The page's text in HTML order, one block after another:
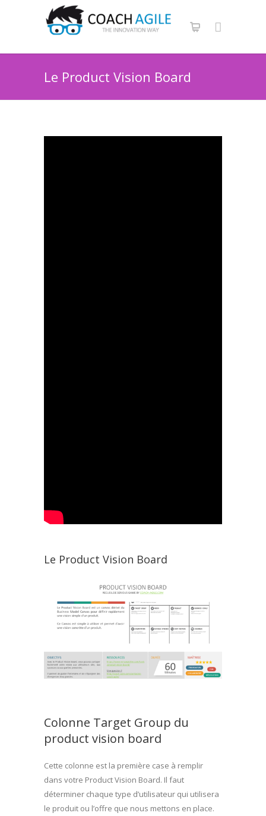
Le Product Vision Board
Le Product Vision Board
Colonne Target Group du
product vision board
Cette colonne est la première case à remplir
dans votre Product Vision Board. Il faut
déterminer chaque type d’utilisateur qui utilisera
le produit ou l’offre que nous mettons en place.